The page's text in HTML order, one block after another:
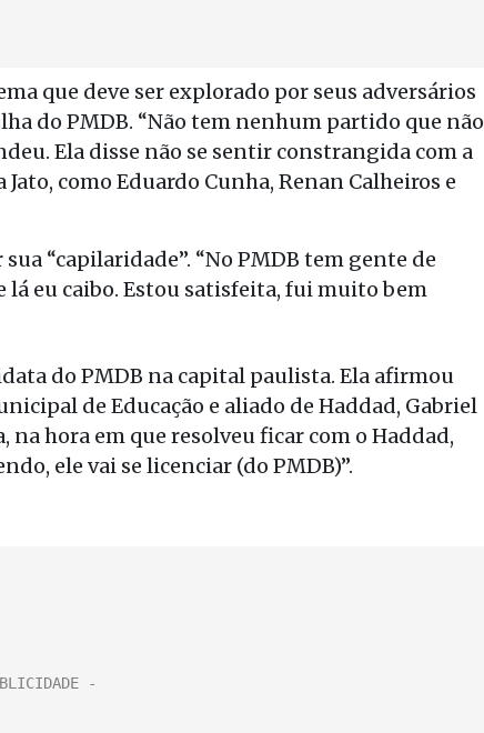
que deve ser explorado por seus adversários
do PMDB. “Não tem nenhum partido que não
Ela disse não se sentir constrangida com a
como Eduardo Cunha, Renan Calheiros e
“capilaridade”. “No PMDB tem gente de
eu caibo. Estou satisfeita, fui muito bem
do PMDB na capital paulista. Ela afirmou
de Educação e aliado de Haddad, Gabriel
na hora em que resolveu ficar com o Haddad,
ele vai se licenciar (do PMDB)”.